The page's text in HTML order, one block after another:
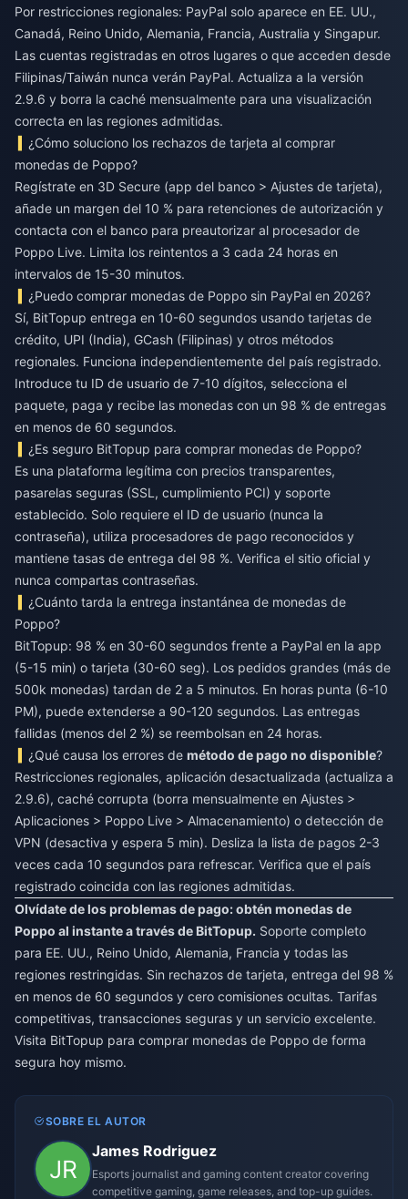
Por restricciones regionales: PayPal solo aparece en EE. UU.,
Canadá, Reino Unido, Alemania, Francia, Australia y Singapur.
Las cuentas registradas en otros lugares o que acceden desde
Filipinas/Taiwán nunca verán PayPal. Actualiza a la versión
2.9.6 y borra la caché mensualmente para una visualización
correcta en las regiones admitidas.
¿Cómo soluciono los rechazos de tarjeta al comprar
monedas de Poppo?
Regístrate en 3D Secure (app del banco > Ajustes de tarjeta),
añade un margen del 10 % para retenciones de autorización y
contacta con el banco para preautorizar al procesador de
Poppo Live. Limita los reintentos a 3 cada 24 horas en
intervalos de 15-30 minutos.
¿Puedo comprar monedas de Poppo sin PayPal en 2026?
Sí, BitTopup entrega en 10-60 segundos usando tarjetas de
crédito, UPI (India), GCash (Filipinas) y otros métodos
regionales. Funciona independientemente del país registrado.
Introduce tu ID de usuario de 7-10 dígitos, selecciona el
paquete, paga y recibe las monedas con un 98 % de entregas
en menos de 60 segundos.
¿Es seguro BitTopup para comprar monedas de Poppo?
Es una plataforma legítima con precios transparentes,
pasarelas seguras (SSL, cumplimiento PCI) y soporte
establecido. Solo requiere el ID de usuario (nunca la
contraseña), utiliza procesadores de pago reconocidos y
mantiene tasas de entrega del 98 %. Verifica el sitio oficial y
nunca compartas contraseñas.
¿Cuánto tarda la entrega instantánea de monedas de
Poppo?
BitTopup: 98 % en 30-60 segundos frente a PayPal en la app
(5-15 min) o tarjeta (30-60 seg). Los pedidos grandes (más de
500k monedas) tardan de 2 a 5 minutos. En horas punta (6-10
PM), puede extenderse a 90-120 segundos. Las entregas
fallidas (menos del 2 %) se reembolsan en 24 horas.
¿Qué causa los errores demétodo de pago no disponible?
Restricciones regionales, aplicación desactualizada (actualiza a
2.9.6), caché corrupta (borra mensualmente en Ajustes >
Aplicaciones > Poppo Live > Almacenamiento) o detección de
VPN (desactiva y espera 5 min). Desliza la lista de pagos 2-3
veces cada 10 segundos para refrescar. Verifica que el país
registrado coincida con las regiones admitidas.
Olvídate de los problemas de pago: obtén monedas de
Poppo al instante a través de BitTopup. Soporte completo
para EE. UU., Reino Unido, Alemania, Francia y todas las
regiones restringidas. Sin rechazos de tarjeta, entrega del 98 %
en menos de 60 segundos y cero comisiones ocultas. Tarifas
competitivas, transacciones seguras y un servicio excelente.
Visita BitTopup para comprar monedas de Poppo de forma
segura hoy mismo.
SOBRE EL AUTOR
James Rodriguez
Esports journalist and gaming content creator covering
competitive gaming, game releases, and top-up guides.